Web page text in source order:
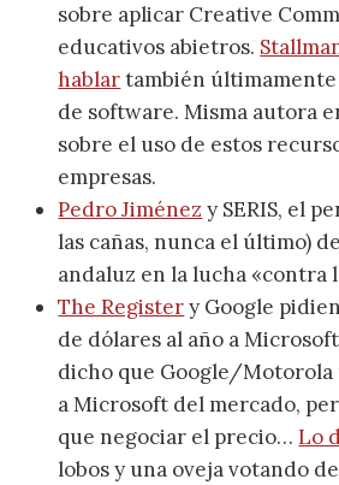
sobre aplicar Creative
educativos abietros.
hablartambién
de software. Misma autora
sobre el uso de estos
empresas.
Pedro Jiménez y SERIS, el
las cañas, nunca el último)
andaluz en la lucha «contra
The Registery Google
de dólares al año a
dicho que Google/Motorola
a Microsoft del mercado,
que negociar el precio…Lo
lobos y una oveja votando